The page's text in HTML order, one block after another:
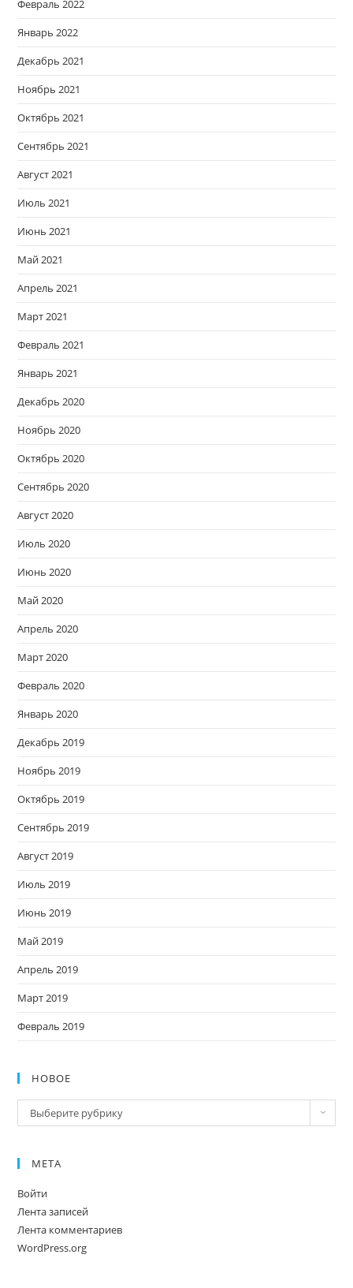
Февраль 2022
Январь 2022
Декабрь 2021
Ноябрь 2021
Октябрь 2021
Сентябрь 2021
Август 2021
Июль 2021
Июнь 2021
Май 2021
Апрель 2021
Март 2021
Февраль 2021
Январь 2021
Декабрь 2020
Ноябрь 2020
Октябрь 2020
Сентябрь 2020
Август 2020
Июль 2020
Июнь 2020
Май 2020
Апрель 2020
Март 2020
Февраль 2020
Январь 2020
Декабрь 2019
Ноябрь 2019
Октябрь 2019
Сентябрь 2019
Август 2019
Июль 2019
Июнь 2019
Май 2019
Апрель 2019
Март 2019
Февраль 2019
НОВОЕ
Новое
Выберите рубрику
МЕТА
Войти
Лента записей
Лента комментариев
WordPress.org